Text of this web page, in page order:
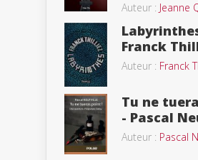
Auteur : Jeanne
Franck
Auteur : Franck
Tu ne
- Pascal
Auteur : Pascal